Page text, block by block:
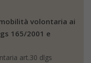
volontaria ai
165/2001 e
art.30 dlgs